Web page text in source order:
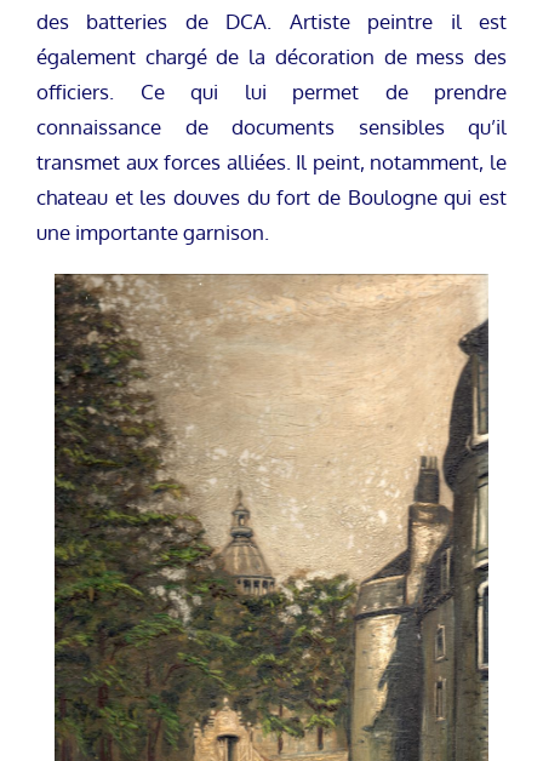
des batteries de DCA. Artiste peintre il est
également chargé de la décoration de mess des
officiers. Ce qui lui permet de prendre
connaissance de documents sensibles qu’il
transmet aux forces alliées. Il peint, notamment, le
chateau et les douves du fort de Boulogne qui est
une importante garnison.